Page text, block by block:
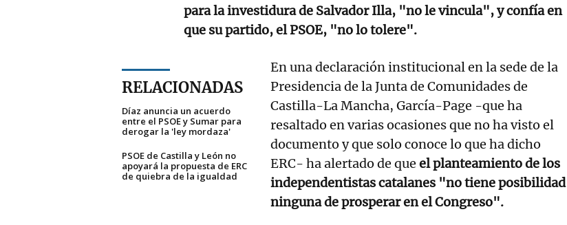
para la investidura de Salvador Illa, "no le vincula", y confía en
que su partido, el PSOE, "no lo tolere".
RELACIONADAS
Díaz anuncia un acuerdo
entre el PSOE y Sumar para
derogar la 'ley mordaza'
PSOE de Castilla y León no
apoyará la propuesta de ERC
de quiebra de la igualdad
En una declaración institucional en la sede de la
Presidencia de la Junta de Comunidades de
Castilla-La Mancha, García-Page -que ha
resaltado en varias ocasiones que no ha visto el
documento y que solo conoce lo que ha dicho
ERC- ha alertado de queel planteamiento de los
independentistas catalanes "no tiene posibilidad
ninguna de prosperar en el Congreso".